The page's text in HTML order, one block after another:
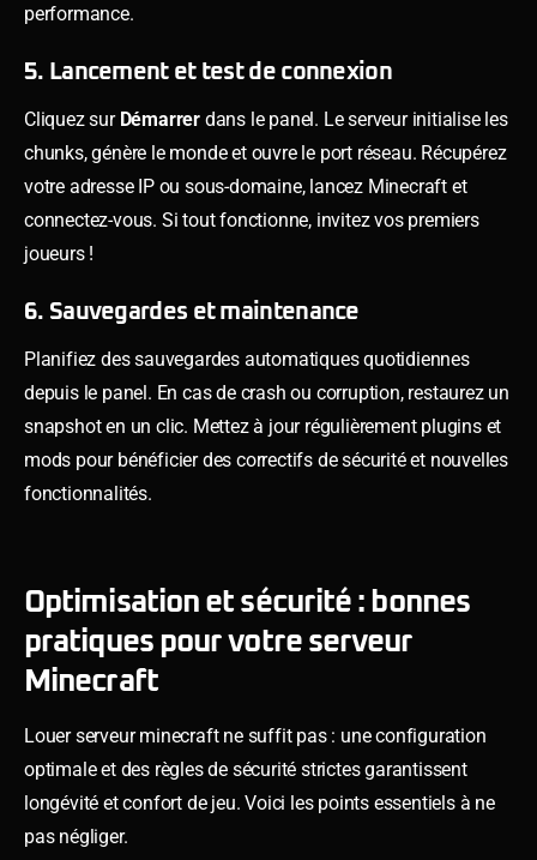
performance.
5. Lancement et test de connexion
Cliquez sur Démarrer dans le panel. Le serveur initialise les
chunks, génère le monde et ouvre le port réseau. Récupérez
votre adresse IP ou sous-domaine, lancez Minecraft et
connectez-vous. Si tout fonctionne, invitez vos premiers
joueurs !
6. Sauvegardes et maintenance
Planifiez des sauvegardes automatiques quotidiennes
depuis le panel. En cas de crash ou corruption, restaurez un
snapshot en un clic. Mettez à jour régulièrement plugins et
mods pour bénéficier des correctifs de sécurité et nouvelles
fonctionnalités.
Optimisation et sécurité : bonnes
pratiques pour votre serveur
Minecraft
Louer serveur minecraft ne suffit pas : une configuration
optimale et des règles de sécurité strictes garantissent
longévité et confort de jeu. Voici les points essentiels à ne
pas négliger.